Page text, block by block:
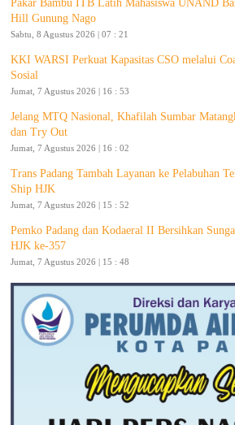
Pakar Bambu ITB Latih Mahasiswa UNAND
Hill Gunung Nago
Sabtu, 8 Agustus 2026 | 07 : 21
KKI WARSI Perkuat Kapasitas CSO melalui
Sosial
Jumat, 7 Agustus 2026 | 16 : 53
Jelang MTQ Nasional, Khafilah Sumbar
dan Try Out
Jumat, 7 Agustus 2026 | 16 : 02
Trans Padang Tambah Layanan ke Pelabuhan
Ship HJK
Jumat, 7 Agustus 2026 | 15 : 52
Pemko Padang dan Kodaeral II Bersihkan
HJK ke-357
Jumat, 7 Agustus 2026 | 15 : 48